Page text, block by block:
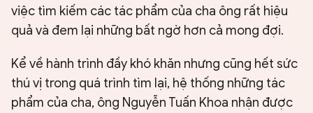
việc tìm kiếm các tác phẩm của cha ông rất hiệu
quả và đem lại những bất ngờ hơn cả mong đợi.
Kể về hành trình đầy khó khăn nhưng cũng hết sức
thú vị trong quá trình tìm lại, hệ thống những tác
phẩm của cha, ông Nguyễn Tuấn Khoa nhận được